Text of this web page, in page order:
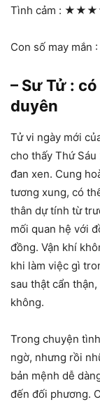
Tình cảm :
Con số may mắn
– Sư Tử :
duyên
Tử vi ngày mới
cho thấy Thứ
đan xen. Cung
tương xung, có
thân dự tính từ
mối quan hệ với
đồng. Vận khí
khi làm việc gì
sau thật cẩn
không.
Trong chuyện
ngờ, nhưng rồi
bản mệnh dễ
đến đối phương.